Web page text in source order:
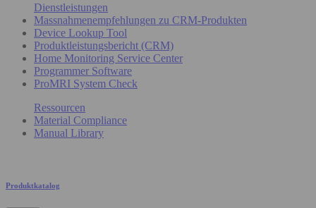
Dienstleistungen
Massnahmenempfehlungen zu CRM-Produkten
Device Lookup Tool
Produktleistungsbericht (CRM)
Home Monitoring Service Center
Programmer Software
ProMRI System Check
Ressourcen
Material Compliance
Manual Library
Produktkatalog